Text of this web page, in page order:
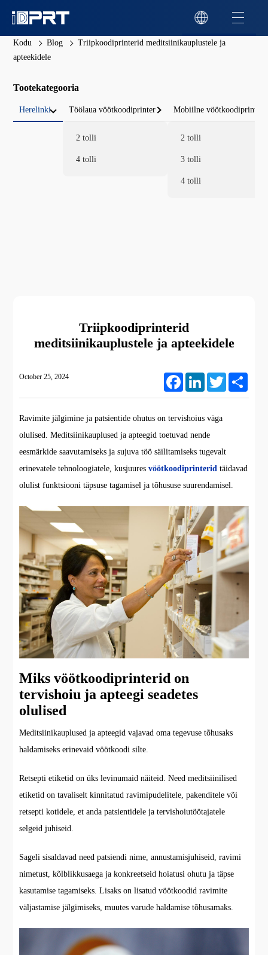
Kodu Blog
Triipkoodiprinterid meditsiinikauplustele ja
apteekidele
Tootekategooria
Herelinki Töölaua vöötkoodiprinter
2 tolli
4 tolli
Mobiilne vöötkoodiprinter
2 tolli
3 tolli
4 tolli
Triipkoodiprinterid
meditsiinikauplustele ja apteekidele
October 25, 2024 FacebookLinkedIn Twitter
Ravimite jälgimine ja patsientide ohutus on tervishoius väga
olulised. Meditsiinikauplused ja apteegid toetuvad nende
eesmärkide saavutamiseks ja sujuva töö säilitamiseks tugevalt
erinevatele tehnoloogiatele, kusjuuresvöötkoodiprinterid täidavad
olulist funktsiooni täpsuse tagamisel ja tõhususe suurendamisel.
Miks vöötkoodiprinterid on
tervishoiu ja apteegi seadetes
olulised
Meditsiinikauplused ja apteegid vajavad oma tegevuse tõhusaks
haldamiseks erinevaid vöötkoodi silte.
Retsepti etiketid on üks levinumaid näiteid. Need meditsiinilised
etiketid on tavaliselt kinnitatud ravimipudelitele, pakenditele või
retsepti kotidele, et anda patsientidele ja tervishoiutöötajatele
selgeid juhiseid.
Sageli sisaldavad need patsiendi nime, annustamisjuhiseid, ravimi
nimetust, kõlblikkusaega ja konkreetseid hoiatusi ohutu ja täpse
kasutamise tagamiseks. Lisaks on lisatud vöötkoodid ravimite
väljastamise jälgimiseks, muutes varude haldamise tõhusamaks.